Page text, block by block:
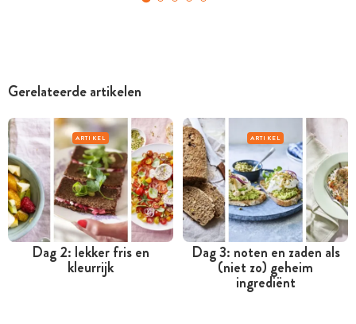
Gerelateerde artikelen
ARTIKEL
Dag 2: lekker fris en
kleurrijk
ARTIKEL
Dag 3: noten en zaden als
(niet zo) geheim
ingrediënt